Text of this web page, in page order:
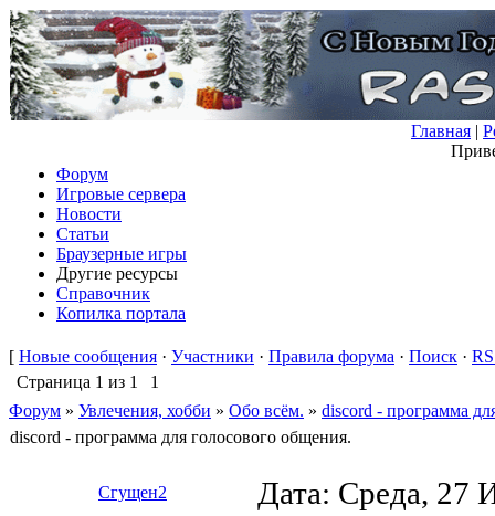
Главная |
Форум
Игровые сервера
Новости
Статьи
Браузерные игры
Другие ресурсы
Справочник
Копилка портала
[ Новые сообщения · Участники · Правила форума · Поиск ·
Страница 1 из 1
1
Форум » Увлечения, хобби » Обо всём. » discord - программа
discord - программа для голосового общения.
Сгущен2 Дата: Среда, 27